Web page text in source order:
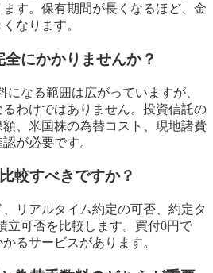
す。保有期間が長くなるほど、金
なります。
にかかりませんか？
なる範囲は広がっていますが、
わけではありません。投資信託の
、米国株の為替コスト、現地諸費
が必要です。
較すべきですか？
リアルタイム約定の可否、約定タ
立可否を比較します。買付0円で
るサービスがあります。